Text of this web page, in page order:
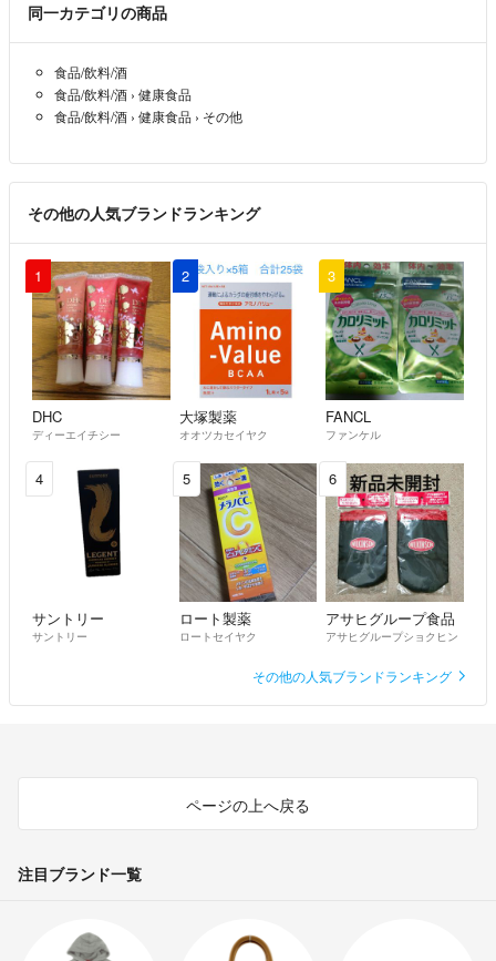
同一カテゴリの商品
食品/飲料/酒
食品/飲料/酒 › 健康食品
食品/飲料/酒 › 健康食品 › その他
その他の人気ブランドランキング
1
DHC
ディーエイチシー
2
大塚製薬
オオツカセイヤク
3
FANCL
ファンケル
4
サントリー
サントリー
5
ロート製薬
ロートセイヤク
6
アサヒグループ食品
アサヒグループショクヒン
その他の人気ブランドランキング
ページの上へ戻る
注目ブランド一覧